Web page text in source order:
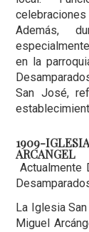
Además,
en la
San José,
1909-
ARCANGEL
Actualmente
La Iglesia
Miguel